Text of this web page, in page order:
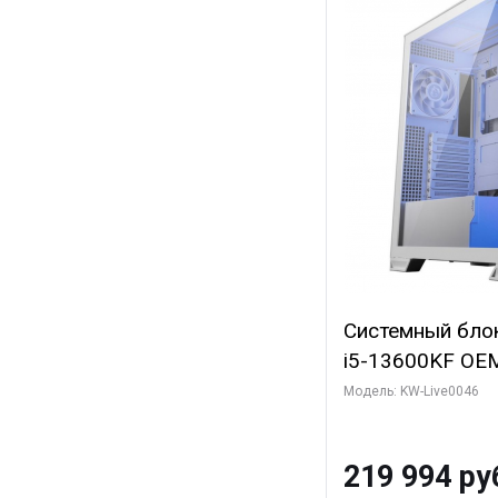
Системный
i5-13600KF
7, C14 8EC/
SSD)
Модель: KW-Live0046
219 994